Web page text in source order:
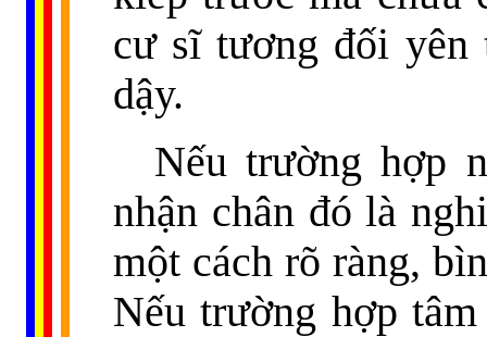
cư sĩ tương đối yên
dậy.
Nếu trường hợp
nhận chân đó là
một cách rõ ràng,
Nếu trường hợp